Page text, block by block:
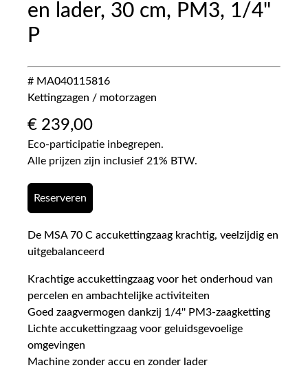
en lader, 30 cm, PM3, 1/4"
P
# MA040115816
Kettingzagen / motorzagen
€ 239,00
Eco-participatie inbegrepen.
Alle prijzen zijn inclusief 21% BTW.
Reserveren
De MSA 70 C accukettingzaag krachtig, veelzijdig en
uitgebalanceerd
Krachtige accukettingzaag voor het onderhoud van
percelen en ambachtelijke activiteiten
Goed zaagvermogen dankzij 1/4'' PM3-zaagketting
Lichte accukettingzaag voor geluidsgevoelige
omgevingen
Machine zonder accu en zonder lader